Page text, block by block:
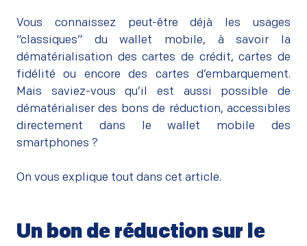
Vous connaissez peut-être déjà les usages
“classiques” du wallet mobile, à savoir la
dématérialisation des cartes de crédit, cartes de
fidélité ou encore des cartes d’embarquement.
Mais saviez-vous qu’il est aussi possible de
dématérialiser des bons de réduction, accessibles
directement dans le wallet mobile des
smartphones ?
On vous explique tout dans cet article.
Un bon de réduction sur le